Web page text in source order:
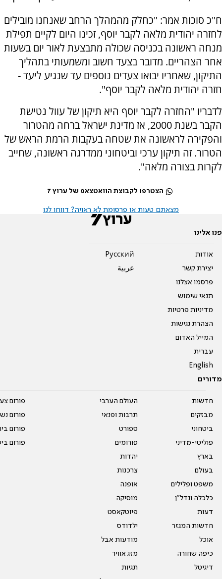
ח"כ סוכות אמר: "כחלק מהמהלך הרחב שאנחנו מובילים
לחזרה יהודית מלאה לקבר יוסף, זכינו היום לקיים תפילת
מנחה ראשונה בכניסה שכולה מתבצעת לאור יום בשעות
אחר הצהריים. מדובר בצעד חשוב ומשמעותי בתהליך
התיקון, שאחריו יבואו צעדים נוספים עד שנגיע ליעד -
חזרה יהודית מלאה לקבר יוסף".
לדבריו "החזרה לקבר יוסף היא תיקון של עוול נטישת
הקבר בשנת 2000, אז מדינת ישראל ברחה מהטרור
והפקירה לראשונה את שטחה בעקבות הרמת הראש של
הטרור. זה תיקון ערכי וביטחוני ממדרגה ראשונה, שחייב
לקרות בצורה מלאה".
הצטרפו לקבוצת הוואטצאפ של ערוץ 7
מצאתם טעות או פרסומת לא ראויה? דווחו לנו
פנו אלינו
אודות
יצירת קשר
פרסמו אצלנו
תנאי שימוש
מדיניות פרטיות
הצהרת נגישות
המייל האדום
עברית
English
Pусский
عربية
מדורים
חדשות
מבזקים
ביטחוני
פוליטי-מדיני
בארץ
בעולם
משפט ופלילים
כלכלה ונדל"ן
דעות
חדשות המגזר
אוכל
כיפה שחורה
דיגיטל
העולם הערבי
תרבות ופנאי
ספורט
פורומים
יהדות
צרכנות
אופנה
מוסיקה
פיוטקאסט
ילדודס
מודעות אבל
מזג אוויר
תגיות
פורום
פורום
פורום
פורום